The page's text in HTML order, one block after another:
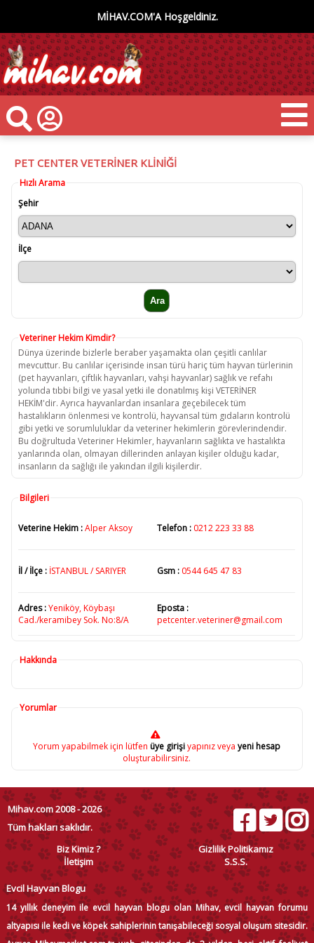
MİHAV.COM'A Hoşgeldiniz.
PET CENTER VETERİNER KLİNİĞİ
Hızlı Arama
Şehir
İlçe
Veteriner Hekim Kimdir?
Dünya üzerinde bizlerle beraber yaşamakta olan çeşitli canlılar
mevcuttur. Bu canlılar içerisinde insan türü hariç tüm hayvan türlerinin
(pet hayvanları, çiftlik hayvanları, vahşi hayvanlar) sağlık ve refahı
yolunda tıbbi bilgi ve yasal yetki ile donatılmış kişi VETERİNER
HEKİM'dir. Ayrıca hayvanlardan insanlara geçebilecek tüm
hastalıkların önlenmesi ve kontrolü, hayvansal tüm gıdaların kontrolü
gibi yetki ve sorumluluklar da veteriner hekimlerin görevlerindendir.
Bu doğrultuda Veteriner Hekimler, hayvanların sağlıkta ve hastalıkta
yanlarında olan, olmayan dillerinden anlayan kişiler olduğu kadar,
insanların da sağlığı ile yakından ilgili kişilerdir.
Bilgileri
Veterine Hekim :Alper Aksoy Telefon : 0212 223 33 88
İl / İlçe : İSTANBUL / SARIYER Gsm : 0544 645 47 83
Adres :Yeniköy, Köybaşı
Cad./keramibey Sok. No:8/A
Eposta :
petcenter.veteriner@gmail.com
Hakkında
Yorumlar
Yorum yapabilmek için lütfen üye girişiyapınız veya yeni hesap
oluşturabilirsiniz.
Mihav.com 2008 - 2026
Tüm hakları saklıdır.
Biz Kimiz ?
Gizlilik Politikamız
İletişim
S.S.S.
Evcil Hayvan Blogu
14 yıllık deneyim ile evcil hayvan blogu olan Mihav, evcil hayvan forumu
altyapısı ile kedi ve köpek sahiplerinin tanışabileceği sosyal oluşum sitesidir.